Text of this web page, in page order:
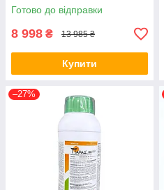
Готово до відправки
8 998 ₴ 13 985 ₴
Купити
–27%